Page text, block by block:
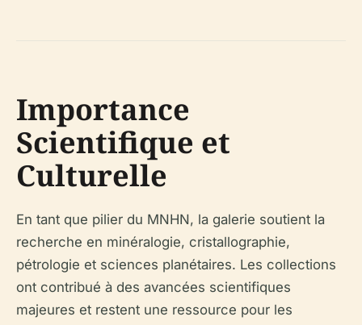
Importance
Scientifique et
Culturelle
En tant que pilier du MNHN, la galerie soutient la
recherche en minéralogie, cristallographie,
pétrologie et sciences planétaires. Les collections
ont contribué à des avancées scientifiques
majeures et restent une ressource pour les